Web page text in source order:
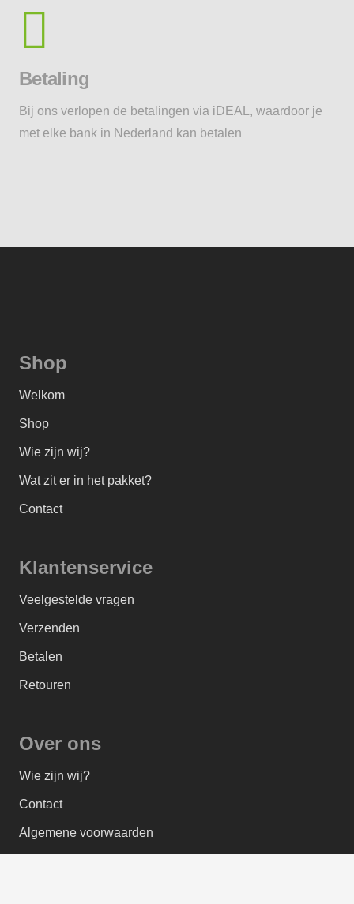
Betaling
Bij ons verlopen de betalingen via iDEAL, waardoor je
met elke bank in Nederland kan betalen
Shop
Welkom
Shop
Wie zijn wij?
Wat zit er in het pakket?
Contact
Klantenservice
Veelgestelde vragen
Verzenden
Betalen
Retouren
Over ons
Wie zijn wij?
Contact
Algemene voorwaarden